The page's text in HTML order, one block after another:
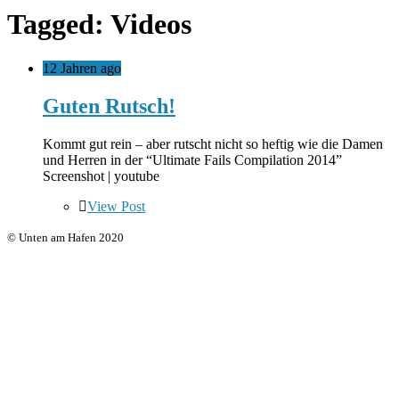
Tagged: Videos
12 Jahren ago
Guten Rutsch!
Kommt gut rein – aber rutscht nicht so heftig wie die Damen
und Herren in der “Ultimate Fails Compilation 2014”
Screenshot | youtube
View Post
© Unten am Hafen 2020